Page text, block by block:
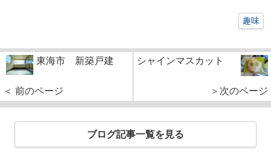
趣味
東海市 新築戸建
＜ 前のページ
シャインマスカット
＞次のページ
ブログ記事一覧を見る